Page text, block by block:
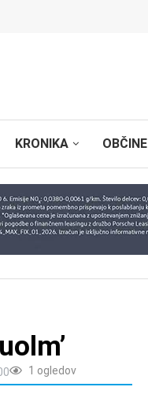
KRONIKA OBČINE
1 ogledov